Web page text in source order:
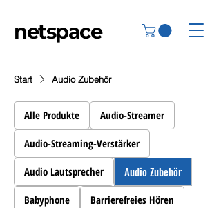
netspace
Start Audio Zubehör
Alle Produkte Audio-Streamer
Audio-Streaming-Verstärker
Audio Lautsprecher Audio Zubehör
Babyphone Barrierefreies Hören